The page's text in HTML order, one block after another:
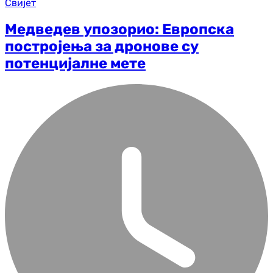
Свијет
Медведев упозорио: Европска
постројења за дронове су
потенцијалне мете